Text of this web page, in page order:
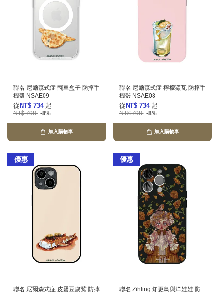
聯名 尼爾森式症 翻車盒子 防摔手
機殼 NSAE09
從 NT$ 734 起
NT$ 798 -8%
加入購物車
聯名 尼爾森式症 檸檬鯊瓦 防摔手
機殼 NSAE08
從 NT$ 734 起
NT$ 798 -8%
加入購物車
優惠
聯名 尼爾森式症 皮蛋豆腐鯊 防摔
優惠
聯名 Zihling 知更鳥與洋娃娃 防